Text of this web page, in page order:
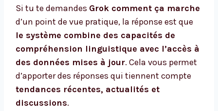
Si tu te demandes Grok comment ça marche
d’un point de vue pratique, la réponse est que
le système combine des capacités de
compréhension linguistique avec l’accès à
des données mises à jour. Cela vous permet
d’apporter des réponses qui tiennent compte
tendances récentes, actualités et
discussions.